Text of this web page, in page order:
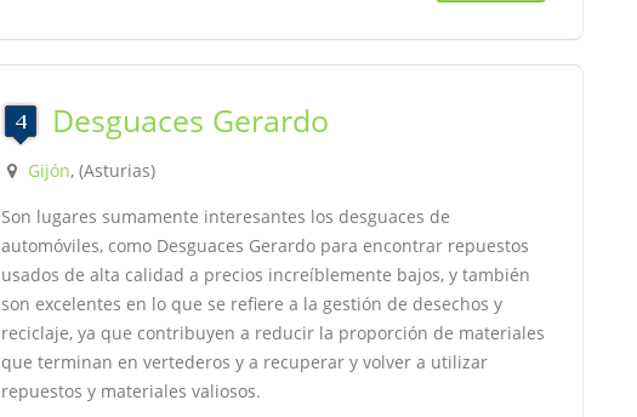
Desguaces Gerardo
Gijón, (Asturias)
Son lugares sumamente interesantes los desguaces de
automóviles, como Desguaces Gerardo para encontrar repuestos
usados de alta calidad a precios increíblemente bajos, y también
son excelentes en lo que se refiere a la gestión de desechos y
reciclaje, ya que contribuyen a reducir la proporción de materiales
que terminan en vertederos y a recuperar y volver a utilizar
repuestos y materiales valiosos.